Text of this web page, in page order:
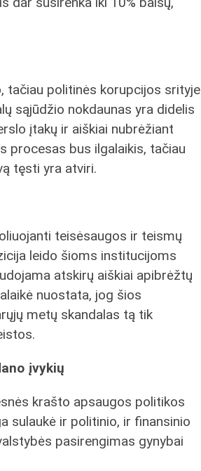
tačiau politinės korupcijos srityje
sąjūdžio nokdaunas yra didelis
įtakų ir aiškiai nubrėžiant
procesas bus ilgalaikis, tačiau
tęsti yra atviri.
teisėsaugos ir teismų
leido šioms institucijoms
atskirų aiškiai apibrėžtų
nuostata, jog šios
metų skandalas tą tik
įvykių
krašto apsaugos politikos
sulaukė ir politinio, ir finansinio
pasirengimas gynybai